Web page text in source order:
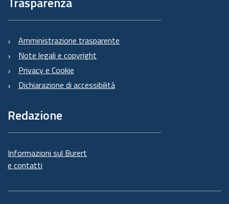
Amministrazione trasparente
Note legali e copyright
Privacy e Cookie
Dichiarazione di accessibilità
Redazione
Informazioni sul Burert
e contatti